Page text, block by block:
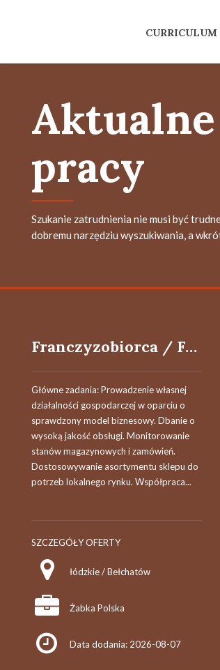
CURRICULUM
pracy
Szukanie zatrudnienia nie musi być
dobremu narzędziu wyszukiwania, a
Franczyzobiorca / Franczyzobiorczyni
Główne zadania: Prowadzenie własnej
działalności gospodarczej w oparciu o
sprawdzony model biznesowy. Dbanie o
wysoką jakość obsługi. Monitorowanie
stanów magazynowych i zamówień.
Dostosowywanie asortymentu sklepu do
potrzeb lokalnego rynku. Współpraca...
SZCZEGÓŁY OFERTY
łódzkie / Bełchatów
Żabka Polska
Data dodania: 2026-08-07